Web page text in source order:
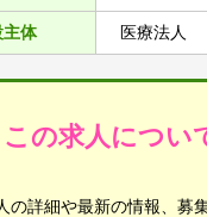
主体 医療法人
この求人につい
の詳細や最新の情報、募